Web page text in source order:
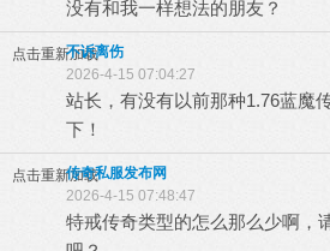
没有和我一样想法的朋友？
点击重新加载
不诉离伤
2026-4-15 07:04:27
站长，有没有以前那种1.76蓝魔
下！
点击重新加载传奇私服发布网
2026-4-15 07:48:47
特戒传奇类型的怎么那么少啊，